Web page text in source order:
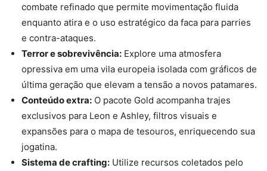
combate refinado que permite movimentação fluida
enquanto atira e o uso estratégico da faca para parries
e contra-ataques.
Terror e sobrevivência: Explore uma atmosfera
opressiva em uma vila europeia isolada com gráficos de
última geração que elevam a tensão a novos patamares.
Conteúdo extra: O pacote Gold acompanha trajes
exclusivos para Leon e Ashley, filtros visuais e
expansões para o mapa de tesouros, enriquecendo sua
jogatina.
Sistema de crafting: Utilize recursos coletados pelo